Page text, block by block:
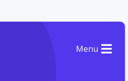
Menu